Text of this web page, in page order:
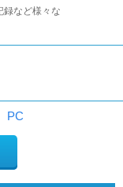
録など様々な
PC